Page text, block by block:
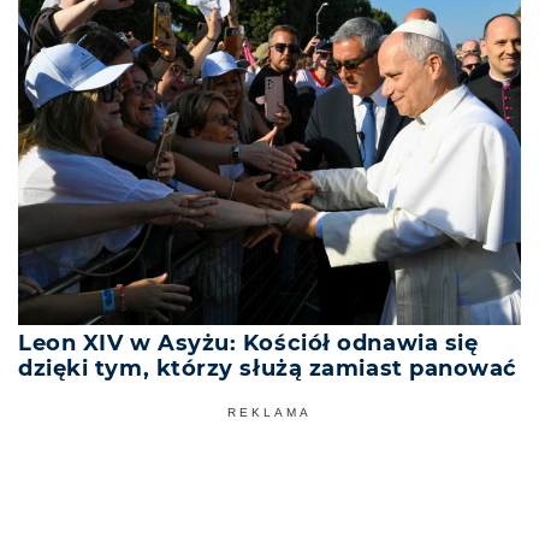
Leon XIV w Asyżu: Kościół odnawia się
dzięki tym, którzy służą zamiast panować
REKLAMA